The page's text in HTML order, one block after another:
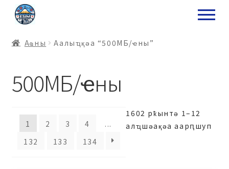
ナ
ビ
ー
ョ
ン
ス
プ
コ
ン
ン
ス
キ
プ
Аҩны Аалыҵқәа “500МБ/ҽны”
500МБ/ҽны
1602 рҟынтә 1–12
алҵшәақәа аарԥшуп
1 2 3 4
...
132
133 134